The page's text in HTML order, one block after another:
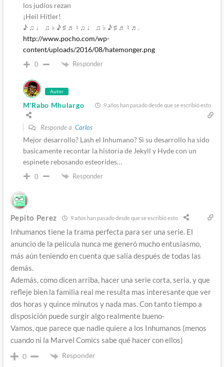
los judíos rezan
¡Heil Hitler!
♪ ♫ ♩ ♫ ♭ ♪ ♯ ♬ ♮ ♫ ♩ ♫ ♭ ♪ ♯ ♬ ♮ ♬.
http://www.pocho.com/wp-
content/uploads/2016/08/hatemonger.png
0 Responder
Autor
M'Rabo Mhulargo 9 años han pasado desde que se escribió esto
Responde a Carlos
Mejor desarrollo? Lash el Inhumano? Si su desarrollo ha sido
basicamente recontar la historia de Jekyll y Hyde con un
espinete rebosando esteorides…
0 Responder
Pepito Perez 9 años han pasado desde que se escribió esto
Inhumanos tiene la trama perfecta para ser una serie. El
anuncio de la película nunca me generó mucho entusiasmo,
más aún teniendo en cuenta que salía después de todas las
demás.
Además, como dicen arriba, hacer una serie corta, seria, y que
refleje bien la familia real me resulta mas interesante que ver
dos horas y quince minutos y nada mas. Con tanto tiempo a
disposición puede surgir algo realmente bueno-
Vamos, que parece que nadie quiere a los Inhumanos (menos
cuando ni la Marvel Comics sabe qué hacer con ellos)
0 Responder